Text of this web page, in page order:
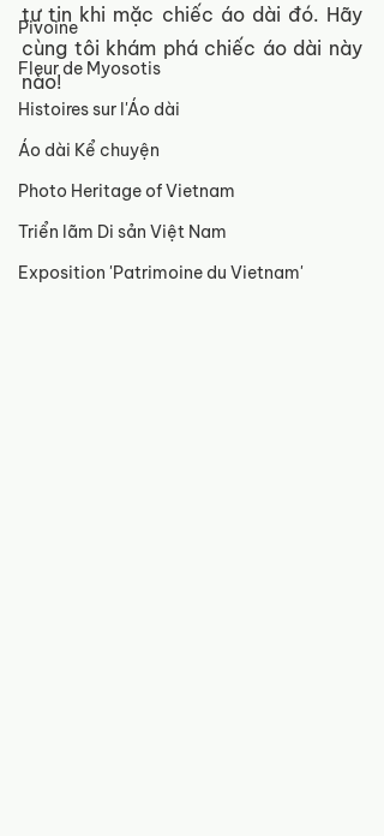
Pivoine
Fleur de Myosotis
Histoires sur l'Áo dài
Áo dài Kể chuyện
Photo Heritage of Vietnam
Triển lãm Di sản Việt Nam
Exposition 'Patrimoine du Vietnam'
tự tin khi mặc chiếc áo dài đó. Hãy
cùng tôi khám phá chiếc áo dài này
nào!